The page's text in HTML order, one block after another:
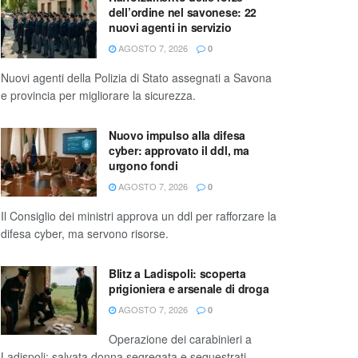
dell’ordine nel savonese: 22
nuovi agenti in servizio
AGOSTO 7, 2026 0
Nuovi agenti della Polizia di Stato assegnati a Savona
e provincia per migliorare la sicurezza.
Nuovo impulso alla difesa
cyber: approvato il ddl, ma
urgono fondi
AGOSTO 7, 2026 0
Il Consiglio dei ministri approva un ddl per rafforzare la
difesa cyber, ma servono risorse.
Blitz a Ladispoli: scoperta
prigioniera e arsenale di droga
AGOSTO 7, 2026 0
Operazione dei carabinieri a